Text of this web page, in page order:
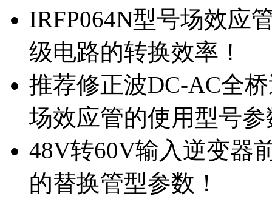
IRFP064N型号场效应
级电路的转换效率！
推荐修正波DC-AC全
场效应管的使用型号参
48V转60V输入逆变器
的替换管型参数！